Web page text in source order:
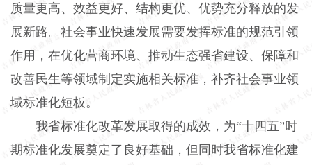
质量更高、效益更好、结构更优、优势充分释放的发
展新路。社会事业快速发展需要发挥标准的规范引领
作用，在优化营商环境、推动生态强省建设、保障和
改善民生等领域制定实施相关标准，补齐社会事业领
域标准化短板。
我省标准化改革发展取得的成效，为“十四五”时
期标准化发展奠定了良好基础，但同时我省标准化建